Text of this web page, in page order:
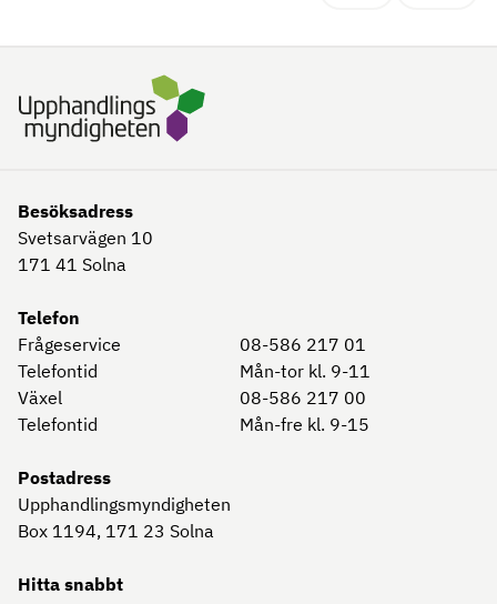
Besöksadress
Svetsarvägen 10
171 41 Solna
Telefon
Frågeservice
08-586 217 01
Telefontid
Mån-tor kl. 9-11
Växel
08-586 217 00
Telefontid
Mån-fre kl. 9-15
Postadress
Upphandlingsmyndigheten
Box 1194, 171 23 Solna
Hitta snabbt